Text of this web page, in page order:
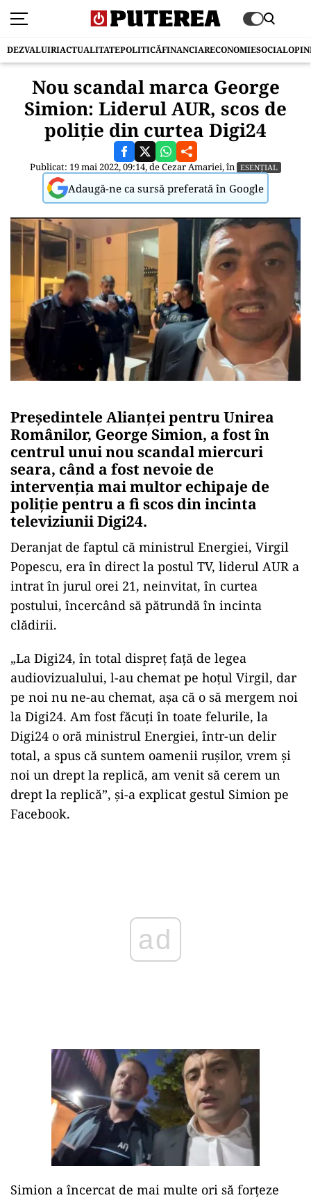
DEZVALUIRIACTUALITATEPOLITICĂFINANCIARECONOMIESOCIAL
Nou scandal marca George
Simion: Liderul AUR, scos de
poliție din curtea Digi24
Publicat: 19 mai 2022, 09:14, deCezar Amariei, în ESENȚIAL
Adaugă-ne ca sursă preferată în Google
Președintele Alianței pentru Unirea
Românilor, George Simion, a fost în
centrul unui nou scandal miercuri
seara, când a fost nevoie de
intervenția mai multor echipaje de
poliție pentru a fi scos din incinta
televiziunii Digi24.
Deranjat de faptul că ministrul Energiei, Virgil
Popescu, era în direct la postul TV, liderul AUR a
intrat în jurul orei 21, neinvitat, în curtea
postului, încercând să pătrundă în incinta
clădirii.
„La Digi24, în total dispreț față de legea
audiovizualului, l-au chemat pe hoțul Virgil, dar
pe noi nu ne-au chemat, așa că o să mergem noi
la Digi24. Am fost făcuți în toate felurile, la
Digi24 o oră ministrul Energiei, într-un delir
total, a spus că suntem oamenii rușilor, vrem și
noi un drept la replică, am venit să cerem un
drept la replică”, și-a explicat gestul Simion pe
Facebook.
Simion a încercat de mai multe ori să forțeze